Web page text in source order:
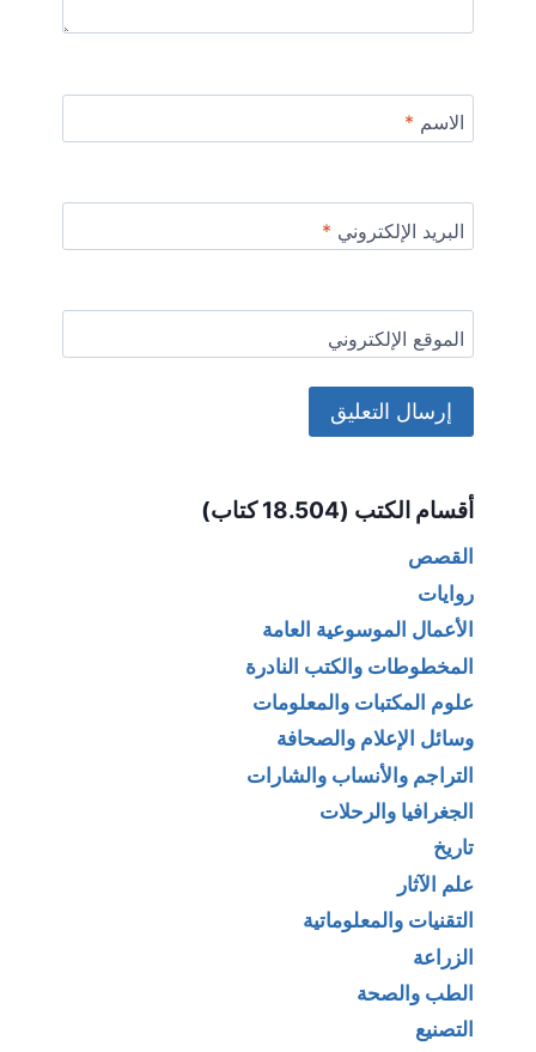
الاسم *
البريد الإلكتروني *
الموقع الإلكتروني
أقسام الكتب (18.504 كتاب)
القصص
روايات
الأعمال الموسوعية العامة
المخطوطات والكتب النادرة
علوم المكتبات والمعلومات
وسائل الإعلام والصحافة
التراجم والأنساب والشارات
الجغرافيا والرحلات
تاريخ
علم الآثار
التقنيات والمعلوماتية
الزراعة
الطب والصحة
التصنيع